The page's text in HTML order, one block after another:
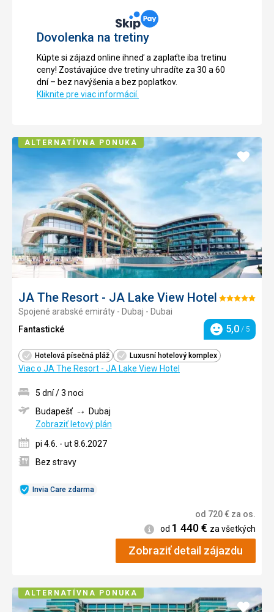
Dovolenka na tretiny
Kúpte si zájazd online ihneď a zaplaťte iba tretinu
ceny! Zostávajúce dve tretiny uhradíte za 30 a 60
dní – bez navýšenia a bez poplatkov.
Kliknite pre viac informácií.
JA The Resort - JA Lake View Hotel Hodnotenie:
Spojené arabské emiráty - Dubaj - Dubai
Fantastické
Hodnotenie
5,0 / 5
Hotelová písečná pláž Luxusní hotelový komplex
Viac o JA The Resort - JA Lake View Hotel
Pridať
Invia Care zdarma
5 dní / 3 noci
Budapešť
Dubaj
Zobraziť letový plán
pi 4.6. - ut 8.6.2027
Bez stravy
od 720€ za os.
Informácie
od 1 440€ za všetkých
Zobraziť detail zájazdu
ALTERNATÍVNA PONUKA
Pridať
ALTERNATÍVNA PONUKA